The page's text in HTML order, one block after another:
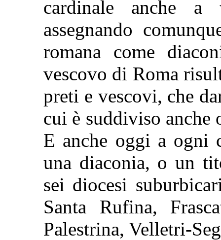
cardinale anche
assegnando
romana come
vescovo di Roma
preti e vescovi, che
cui è suddiviso
E anche oggi a ogni
una diaconia, o un
sei diocesi
Santa Rufina,
Palestrina, Velletri-